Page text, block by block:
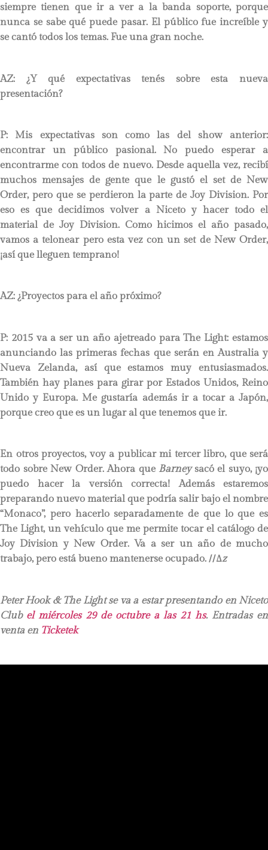
siempre tienen que ir a ver a la banda soporte, porque
nunca se sabe qué puede pasar. El público fue increíble y
se cantó todos los temas. Fue una gran noche.
AZ: ¿Y qué expectativas tenés sobre esta nueva
presentación?
P: Mis expectativas son como las del show anterior:
encontrar un público pasional. No puedo esperar a
encontrarme con todos de nuevo. Desde aquella vez, recibí
muchos mensajes de gente que le gustó el set de New
Order, pero que se perdieron la parte de Joy Division. Por
eso es que decidimos volver a Niceto y hacer todo el
material de Joy Division. Como hicimos el año pasado,
vamos a telonear pero esta vez con un set de New Order,
¡así que lleguen temprano!
AZ: ¿Proyectos para el año próximo?
P: 2015 va a ser un año ajetreado para The Light: estamos
anunciando las primeras fechas que serán en Australia y
Nueva Zelanda, así que estamos muy entusiasmados.
También hay planes para girar por Estados Unidos, Reino
Unido y Europa. Me gustaría además ir a tocar a Japón,
porque creo que es un lugar al que tenemos que ir.
En otros proyectos, voy a publicar mi tercer libro, que será
todo sobre New Order. Ahora que Barneysacó el suyo, ¡yo
puedo hacer la versión correcta! Además estaremos
preparando nuevo material que podría salir bajo el nombre
“Monaco”, pero hacerlo separadamente de que lo que es
The Light, un vehículo que me permite tocar el catálogo de
Joy Division y New Order. Va a ser un año de mucho
trabajo, pero está bueno mantenerse ocupado. //∆z
Peter Hook & The Lightse va a estar presentando en Niceto
Club el miércoles 29 de octubre a las 21 hs. Entradas en
venta en Ticketek